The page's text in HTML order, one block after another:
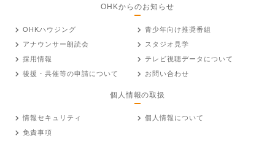
OHKからのお知らせ
OHKハウジング
青少年向け推奨番組
アナウンサー朗読会
スタジオ見学
採用情報
テレビ視聴データについて
後援・共催等の申請について
お問い合わせ
個人情報の取扱
情報セキュリティ
個人情報について
免責事項